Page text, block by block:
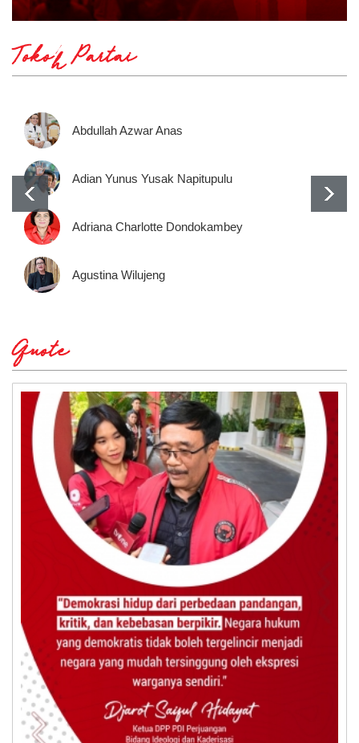
Tokoh Partai
Abdullah Azwar Anas
Adian Yunus Yusak Napitupulu
Adriana Charlotte Dondokambey
Agustina Wilujeng
Quote